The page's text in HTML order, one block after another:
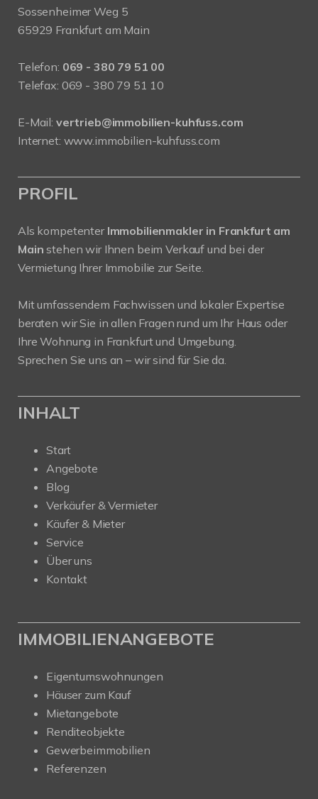
Sossenheimer Weg 5
65929 Frankfurt am Main
Telefon: 069 - 380 79 51 00
Telefax: 069 - 380 79 51 10
E-Mail: vertrieb@immobilien-kuhfuss.com
Internet: www.immobilien-kuhfuss.com
PROFIL
Als kompetenter Immobilienmakler in Frankfurt am
Main stehen wir Ihnen beim Verkauf und bei der
Vermietung Ihrer Immobilie zur Seite.
Mit umfassendem Fachwissen und lokaler Expertise
beraten wir Sie in allen Fragen rund um Ihr Haus oder
Ihre Wohnung in Frankfurt und Umgebung.
Sprechen Sie uns an – wir sind für Sie da.
INHALT
Start
Angebote
Blog
Verkäufer & Vermieter
Käufer & Mieter
Service
Über uns
Kontakt
IMMOBILIENANGEBOTE
Eigentumswohnungen
Häuser zum Kauf
Mietangebote
Renditeobjekte
Gewerbeimmobilien
Referenzen